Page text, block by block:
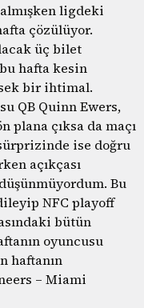
ligdeki
çözülüyor.
üç bilet
hafta kesin
bir ihtimal.
QB Quinn Ewers,
plana çıksa da maçı
ise doğru
açıkçası
Bu
NFC playoff
bütün
oyuncusu
haftanın
– Miami